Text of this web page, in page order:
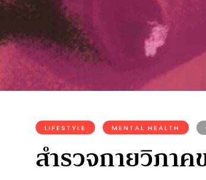
LIFESTYLE MENTAL HEALTH
สำรวจกายวิภา